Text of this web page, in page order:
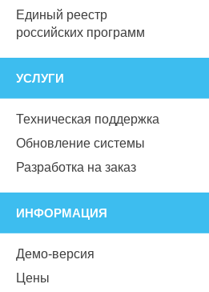
Единый реестр
российских программ
УСЛУГИ
Техническая поддержка
Обновление системы
Разработка на заказ
ИНФОРМАЦИЯ
Демо-версия
Цены